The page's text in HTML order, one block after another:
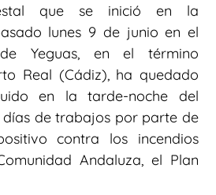
que se inició en la
lunes 9 de junio en el
Yeguas, en el término
Real (Cádiz), ha quedado
en la tarde-noche del
de trabajos por parte de
contra los incendios
Andaluza, el Plan